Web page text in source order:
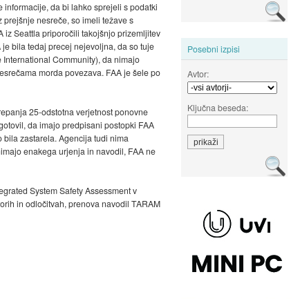
Posebni izpisi
Avtor:
Ključna beseda:
da bi lahko sprejeli s podatki
nesreče, so imeli težave s
iz Seattla priporočili takojšnjo prizemljitev
bila tedaj precej nejevoljna, da so tuje
Community), da nimajo
morda povezava. FAA je šele po
25-odstotna verjetnost ponovne
da imajo predpisani postopki FAA
zastarela. Agencija tudi nima
enakega urjenja in navodil, FAA ne
System Safety Assessment v
in odločitvah, prenova navodil TARAM